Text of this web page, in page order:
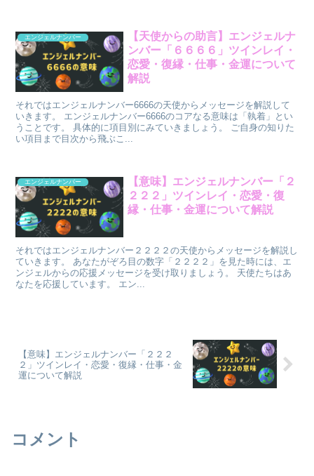
エンジェルナンバー
【天使からの助言】エンジェルナ
ンバー「６６６６」ツインレイ・
恋愛・復縁・仕事・金運について
解説
それではエンジェルナンバー6666の天使からメッセージを解説して
いきます。 エンジェルナンバー6666のコアなる意味は「執着」とい
うことです。 具体的に項目別にみていきましょう。 ご自身の知りた
い項目まで目次から飛ぶこ...
エンジェルナンバー
【意味】エンジェルナンバー「２
２２２」ツインレイ・恋愛・復
縁・仕事・金運について解説
それではエンジェルナンバー２２２２の天使からメッセージを解説し
ていきます。 あなたがぞろ目の数字「２２２２」を見た時には、エ
ンジェルからの応援メッセージを受け取りましょう。 天使たちはあ
なたを応援しています。 エン...
【意味】エンジェルナンバー「２２２
２」ツインレイ・恋愛・復縁・仕事・金
運について解説
コメント